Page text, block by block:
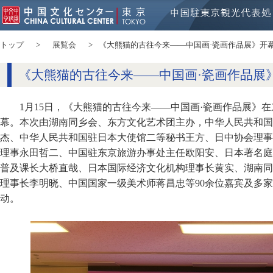
トップ 展覧会 《大熊猫的古往今来——中国画·瓷画作品展》开
《大熊猫的古往今来——中国画·瓷画作品展
1月15日，《大熊猫的古往今来——中国画·瓷画作品展》
幕。本次由湖南同乡会、东方文化艺术团主办，中华人民共和
杰、中华人民共和国驻日本大使馆二等秘书王方、日中协会理
理事永田哲二、中国驻东京旅游办事处主任欧阳安、日本著名
普及课长大桥直哉、日本国际经济文化机构理事长黄实、湖南
理事长李明晓、中国国家一级美术师蒋昌忠等90余位嘉宾及多
动。